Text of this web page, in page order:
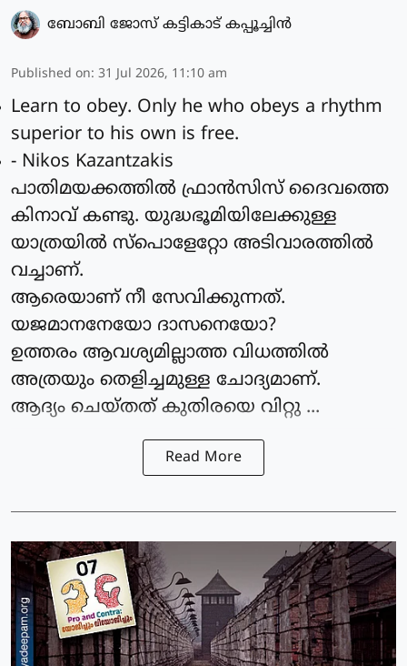
ബോബി ജോസ് കട്ടികാട് കപ്പൂച്ചിൻ
Published on: 31 Jul 2026, 11:10 am
Learn to obey. Only he who obeys a rhythm
superior to his own is free.
- Nikos Kazantzakis
പാതിമയക്കത്തിൽ ഫ്രാൻസിസ് ദൈവത്തെ
കിനാവ് കണ്ടു. യുദ്ധഭൂമിയിലേക്കുള്ള
യാത്രയിൽ സ്പൊളേറ്റോ അടിവാരത്തിൽ
വച്ചാണ്.
ആരെയാണ് നീ സേവിക്കുന്നത്.
യജമാനനേയോ ദാസനെയോ?
ഉത്തരം ആവശ്യമില്ലാത്ത വിധത്തിൽ
അത്രയും തെളിച്ചമുള്ള ചോദ്യമാണ്.
ആദ്യം ചെയ്തത് കുതിരയെ വിറ്റു ...
Read More